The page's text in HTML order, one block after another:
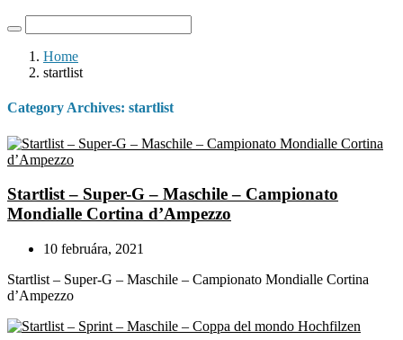
Home
startlist
Category Archives: startlist
Startlist – Super-G – Maschile – Campionato
Mondialle Cortina d’Ampezzo
10 februára, 2021
Startlist – Super-G – Maschile – Campionato Mondialle Cortina
d’Ampezzo